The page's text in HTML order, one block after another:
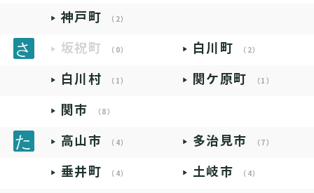
神戸町 （2）
坂祝町 （0） 白川町 （2）
白川村 （1） 関ケ原町 （1）
関市 （8）
高山市 （4） 多治見市 （7）
垂井町 （4） 土岐市 （4）